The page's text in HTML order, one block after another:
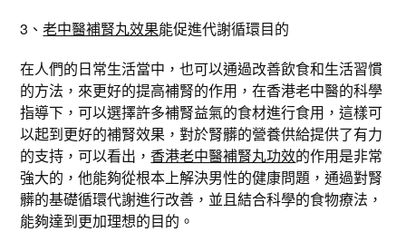
3、老中醫補腎丸效果能促進代謝循環目的
在人們的日常生活當中，也可以通過改善飲食和生活習慣
的方法，來更好的提高補腎的作用，在香港老中醫的科學
指導下，可以選擇許多補腎益氣的食材進行食用，這樣可
以起到更好的補腎效果，對於腎髒的營養供給提供了有力
的支持，可以看出，香港老中醫補腎丸功效的作用是非常
強大的，他能夠從根本上解決男性的健康問題，通過對腎
髒的基礎循環代謝進行改善，並且結合科學的食物療法，
能夠達到更加理想的目的。